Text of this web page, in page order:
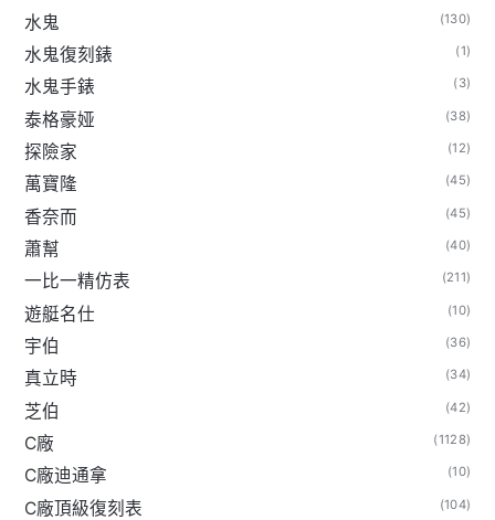
水鬼 (130)
水鬼復刻錶 (1)
水鬼手錶 (3)
泰格豪娅 (38)
探險家 (12)
萬寶隆 (45)
香奈而 (45)
蕭幫 (40)
一比一精仿表 (211)
遊艇名仕 (10)
宇伯 (36)
真立時 (34)
芝伯 (42)
C廠 (1128)
C廠迪通拿 (10)
C廠頂級復刻表 (104)